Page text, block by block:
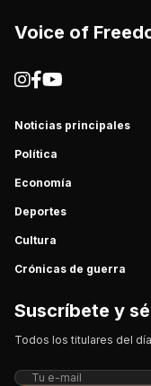
Voice of
Noticias principales
Política
Economía
Deportes
Cultura
Crónicas de guerra
Suscríbete y
Todos los titulares del